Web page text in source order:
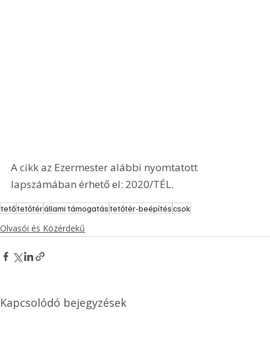
A cikk az Ezermester alábbi nyomtatott
lapszámában érhető el: 2020/TÉL.
tetőtetőtérállami támogatástetőtér-beépítéscsok
Olvasói és Közérdekű
Kapcsolódó bejegyzések